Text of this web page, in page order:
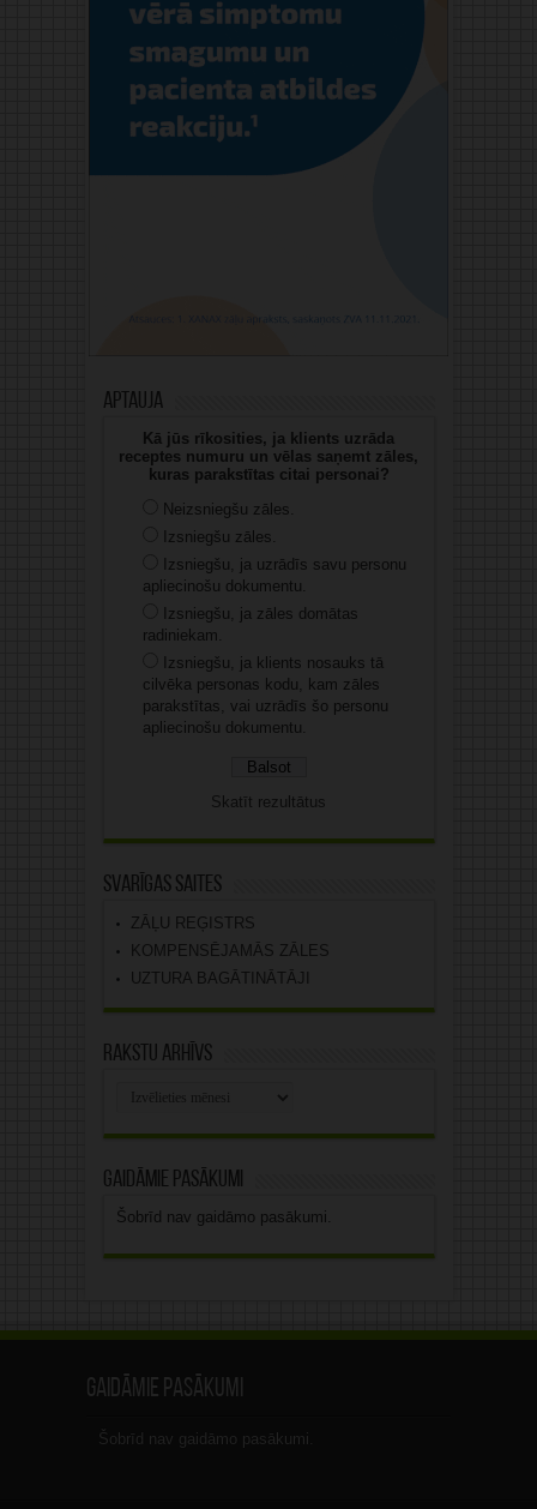
Aptauja
Kā jūs rīkosities, ja klients uzrāda
receptes numuru un vēlas saņemt zāles,
kuras parakstītas citai personai?
Neizsniegšu zāles.
Izsniegšu zāles.
Izsniegšu, ja uzrādīs savu personu
apliecinošu dokumentu.
Izsniegšu, ja zāles domātas
radiniekam.
Izsniegšu, ja klients nosauks tā
cilvēka personas kodu, kam zāles
parakstītas, vai uzrādīs šo personu
apliecinošu dokumentu.
Skatīt rezultātus
Svarīgas saites
ZĀĻU REĢISTRS
KOMPENSĒJAMĀS ZĀLES
UZTURA BAGĀTINĀTĀJI
Rakstu arhīvs
Gaidāmie pasākumi
Šobrīd nav gaidāmo pasākumi.
Gaidāmie pasākumi
Šobrīd nav gaidāmo pasākumi.